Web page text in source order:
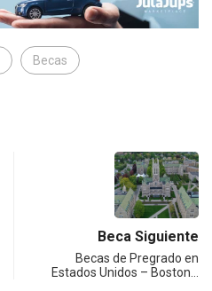
Becas
Beca Siguiente
Becas de Pregrado en
Estados Unidos – Boston…